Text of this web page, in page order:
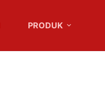
PRODUK